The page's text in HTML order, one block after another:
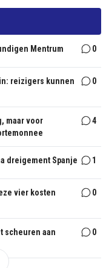
Mentrum 0
reizigers kunnen
0
maar voor
4
dreigement Spanje 1
vier kosten
0
scheuren aan 0